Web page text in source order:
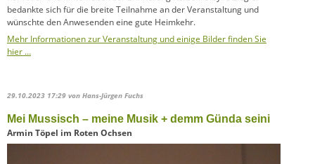
bedankte sich für die breite Teilnahme an der Veranstaltung und
wünschte den Anwesenden eine gute Heimkehr.
Mehr Informationen zur Veranstaltung und einige Bilder finden Sie
hier …
29.10.2023 17:29 von Hans-Jürgen Fuchs
Mei Mussisch – meine Musik + demm Günda seini
Armin Töpel im Roten Ochsen